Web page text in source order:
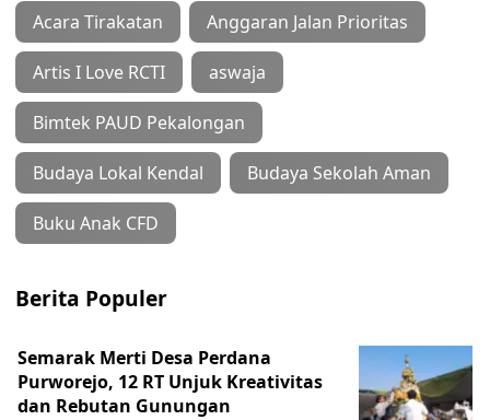
Acara Tirakatan Anggaran Jalan Prioritas
Artis I Love RCTI aswaja
Bimtek PAUD Pekalongan
Budaya Lokal Kendal Budaya Sekolah Aman
Buku Anak CFD
Berita Populer
Semarak Merti Desa Perdana
Purworejo, 12 RT Unjuk Kreativitas
dan Rebutan Gunungan